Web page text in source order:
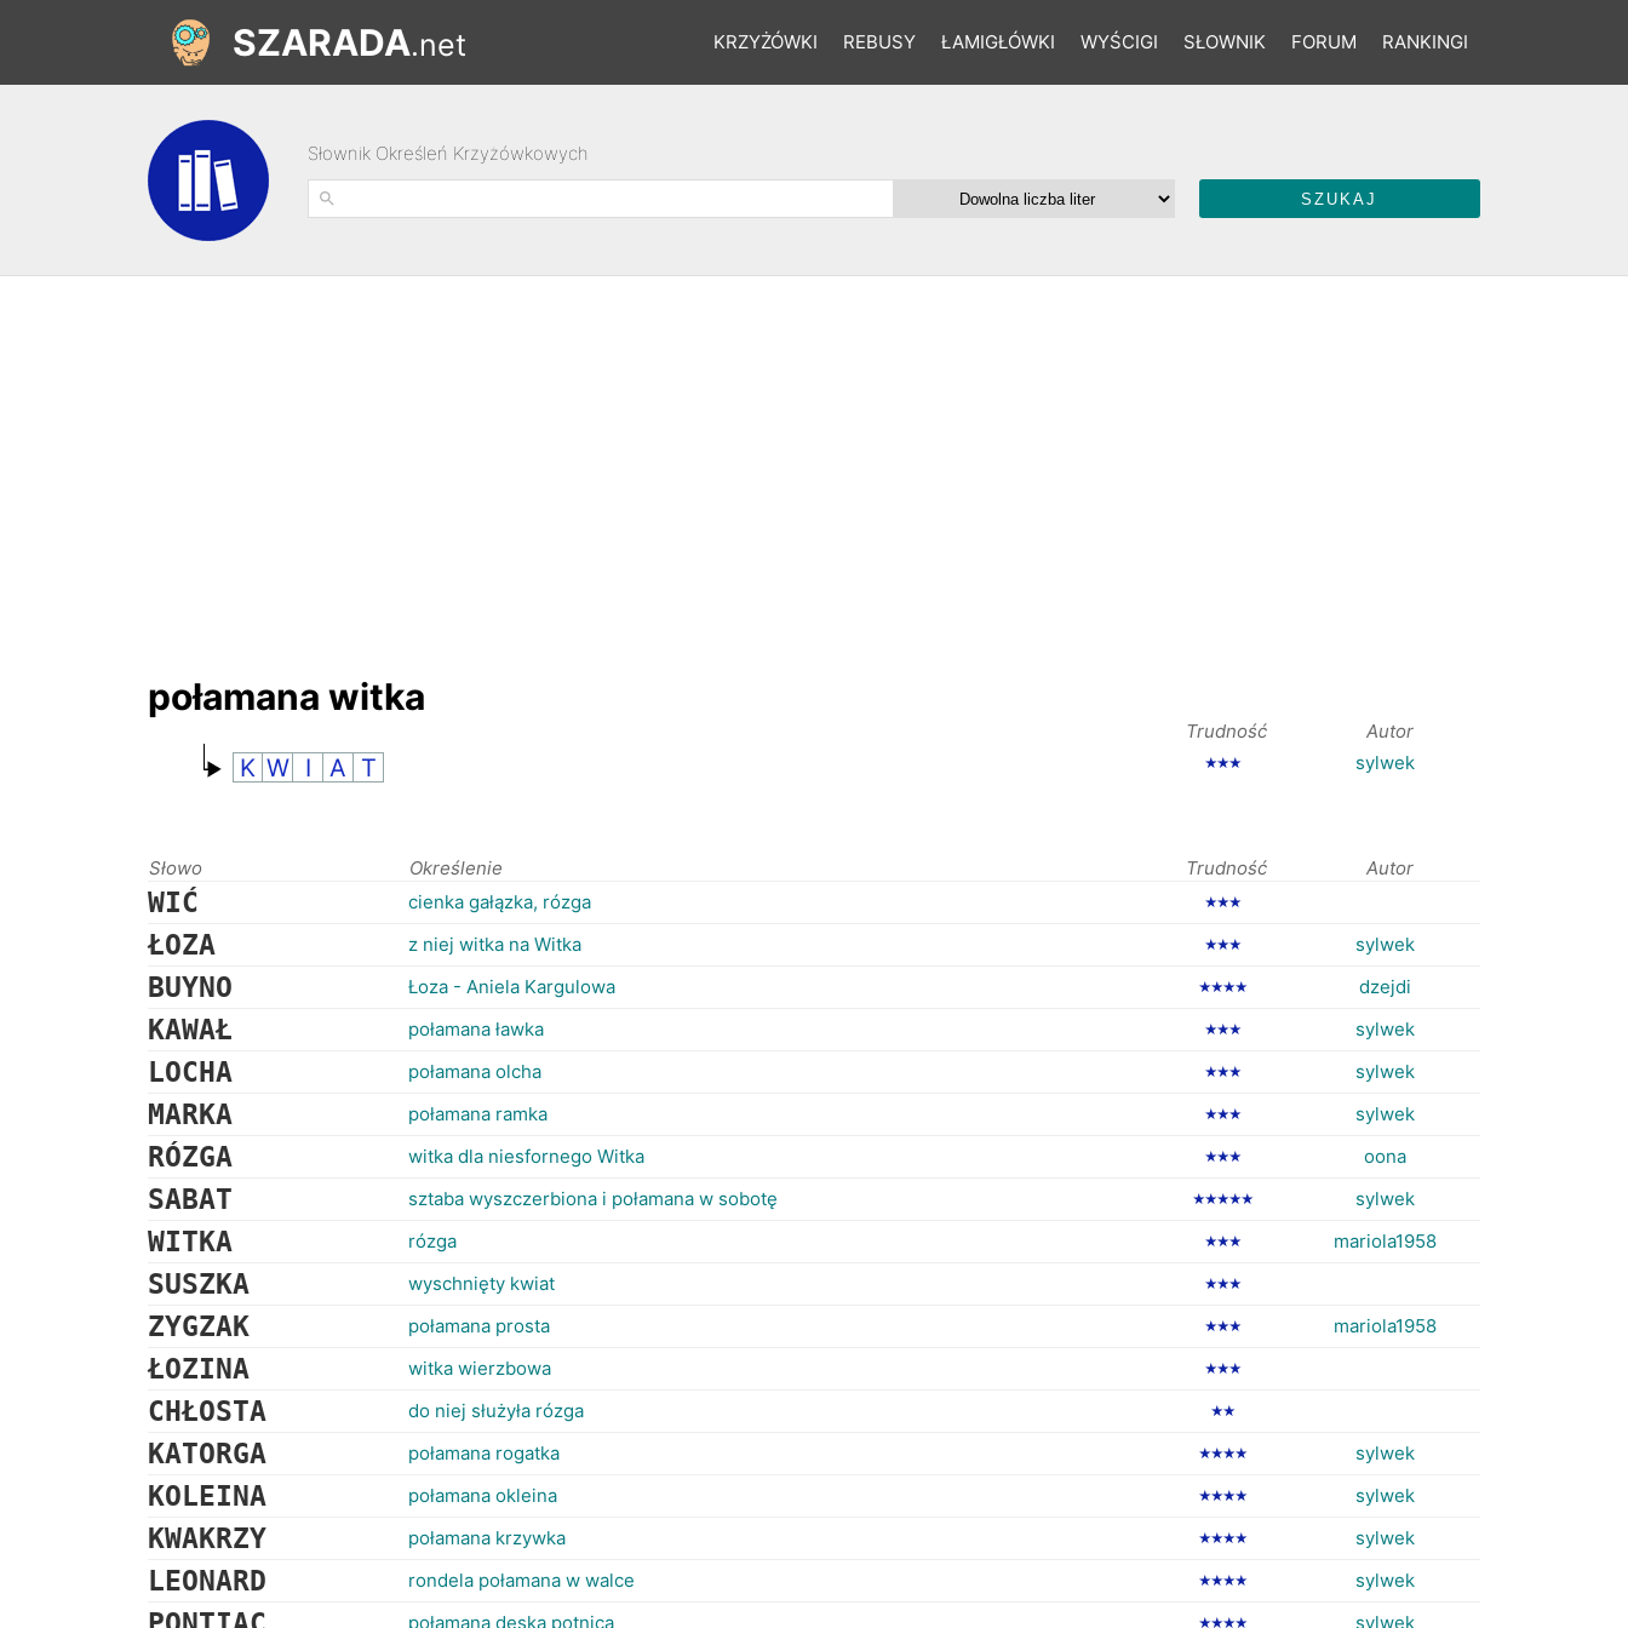
KRZYŻÓWKI REBUSY ŁAMIGŁÓWKI WYŚCIGI SŁOWNIK FORUM RANKINGI
SZARADA.net
Słownik Określeń Krzyżówkowych
połamana witka
Trudność Autor
K W I A T ★★★ sylwek
Słowo Określenie Trudność Autor
WIĆ cienka gałązka, rózga ★★★
ŁOZA z niej witka na Witka ★★★ sylwek
BUYNO Łoza - Aniela Kargulowa ★★★★ dzejdi
KAWAŁ połamana ławka ★★★ sylwek
LOCHA połamana olcha ★★★ sylwek
MARKA połamana ramka ★★★ sylwek
RÓZGA witka dla niesfornego Witka ★★★ oona
SABAT sztaba wyszczerbiona i połamana w sobotę ★★★★★ sylwek
WITKA rózga ★★★ mariola1958
SUSZKA wyschnięty kwiat ★★★
ZYGZAK połamana prosta ★★★ mariola1958
ŁOZINA witka wierzbowa ★★★
CHŁOSTA do niej służyła rózga ★★
KATORGA połamana rogatka ★★★★ sylwek
KOLEINA połamana okleina ★★★★ sylwek
KWAKRZY połamana krzywka ★★★★ sylwek
LEONARD rondela połamana w walce ★★★★ sylwek
połamana deska potnica ★★★★ sylwek